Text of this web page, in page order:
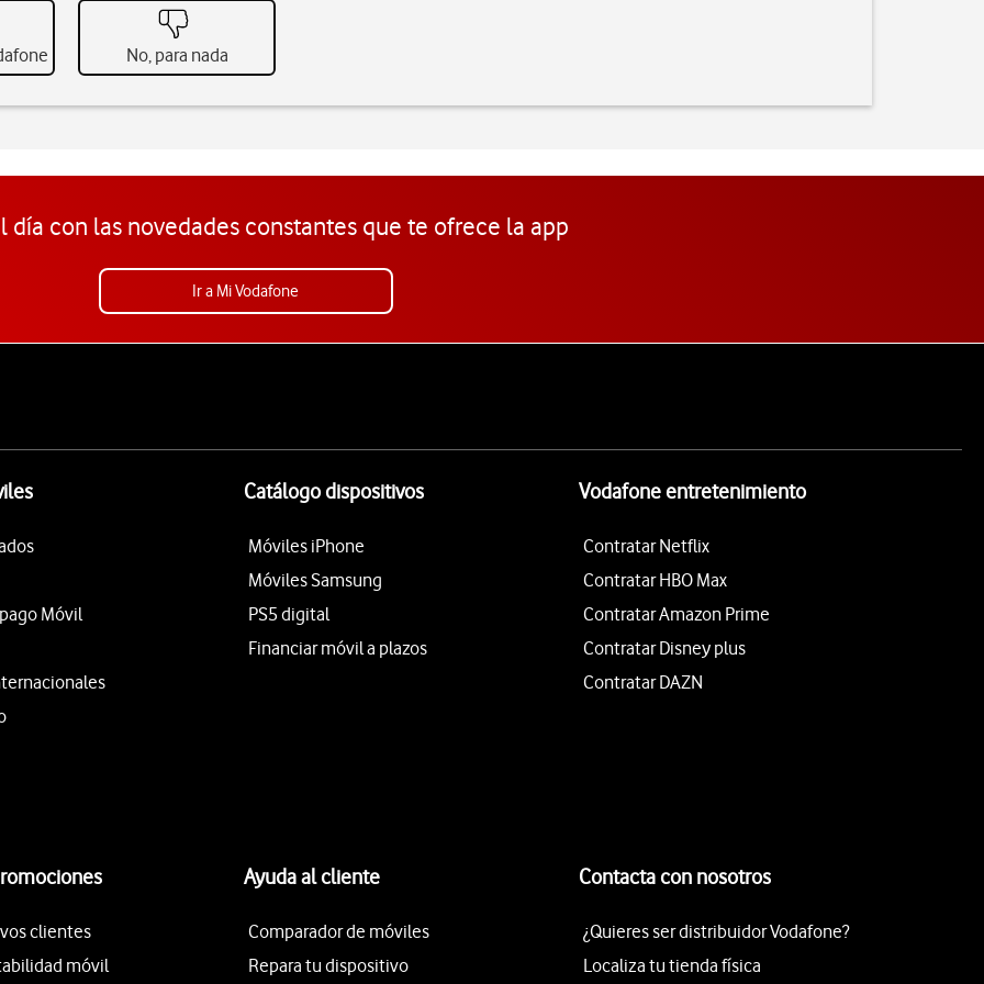
No, para nada
día con las novedades constantes que te ofrece la app
Ir a Mi Vodafone
Móvil
Catálogo dispositivos
Móviles iPhone
Móviles Samsung
PS5 digital
Financiar móvil a plazos
Vodafone entretenimiento
Contratar Netflix
Contratar HBO Max
Contratar Amazon Prime
Contratar Disney plus
Contratar DAZN
clientes
móvil
Ayuda al cliente
Comparador de móviles
Repara tu dispositivo
Contacta con nosotros
¿Quieres ser distribuidor Vodafone?
Localiza tu tienda física